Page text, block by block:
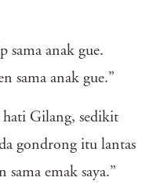
sama anak gue.
sama anak gue.”
hati Gilang, sedikit
gondrong itu lantas
sama emak saya.”